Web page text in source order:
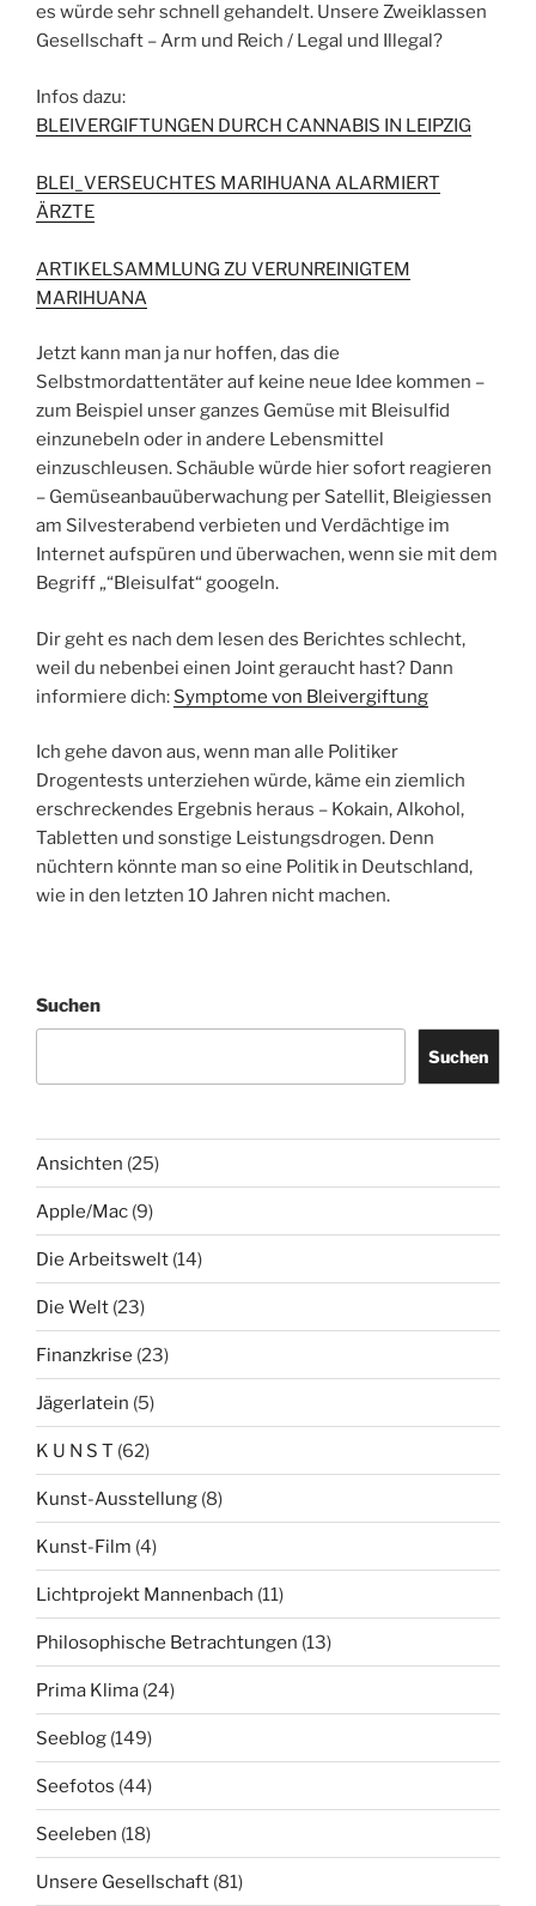
es würde sehr schnell gehandelt. Unsere Zweiklassen
Gesellschaft – Arm und Reich / Legal und Illegal?
Infos dazu:
BLEIVERGIFTUNGEN DURCH CANNABIS IN LEIPZIG
BLEI_VERSEUCHTES MARIHUANA ALARMIERT
ÄRZTE
ARTIKELSAMMLUNG ZU VERUNREINIGTEM
MARIHUANA
Jetzt kann man ja nur hoffen, das die
Selbstmordattentäter auf keine neue Idee kommen –
zum Beispiel unser ganzes Gemüse mit Bleisulfid
einzunebeln oder in andere Lebensmittel
einzuschleusen. Schäuble würde hier sofort reagieren
– Gemüseanbauüberwachung per Satellit, Bleigiessen
am Silvesterabend verbieten und Verdächtige im
Internet aufspüren und überwachen, wenn sie mit dem
Begriff „“Bleisulfat“ googeln.
Dir geht es nach dem lesen des Berichtes schlecht,
weil du nebenbei einen Joint geraucht hast? Dann
informiere dich: Symptome von Bleivergiftung
Ich gehe davon aus, wenn man alle Politiker
Drogentests unterziehen würde, käme ein ziemlich
erschreckendes Ergebnis heraus – Kokain, Alkohol,
Tabletten und sonstige Leistungsdrogen. Denn
nüchtern könnte man so eine Politik in Deutschland,
wie in den letzten 10 Jahren nicht machen.
Suchen
Suchen
Ansichten (25)
Apple/Mac (9)
Die Arbeitswelt (14)
Die Welt (23)
Finanzkrise (23)
Jägerlatein (5)
K U N S T (62)
Kunst-Ausstellung (8)
Kunst-Film (4)
Lichtprojekt Mannenbach (11)
Philosophische Betrachtungen (13)
Prima Klima (24)
Seeblog (149)
Seefotos (44)
Seeleben (18)
Unsere Gesellschaft (81)